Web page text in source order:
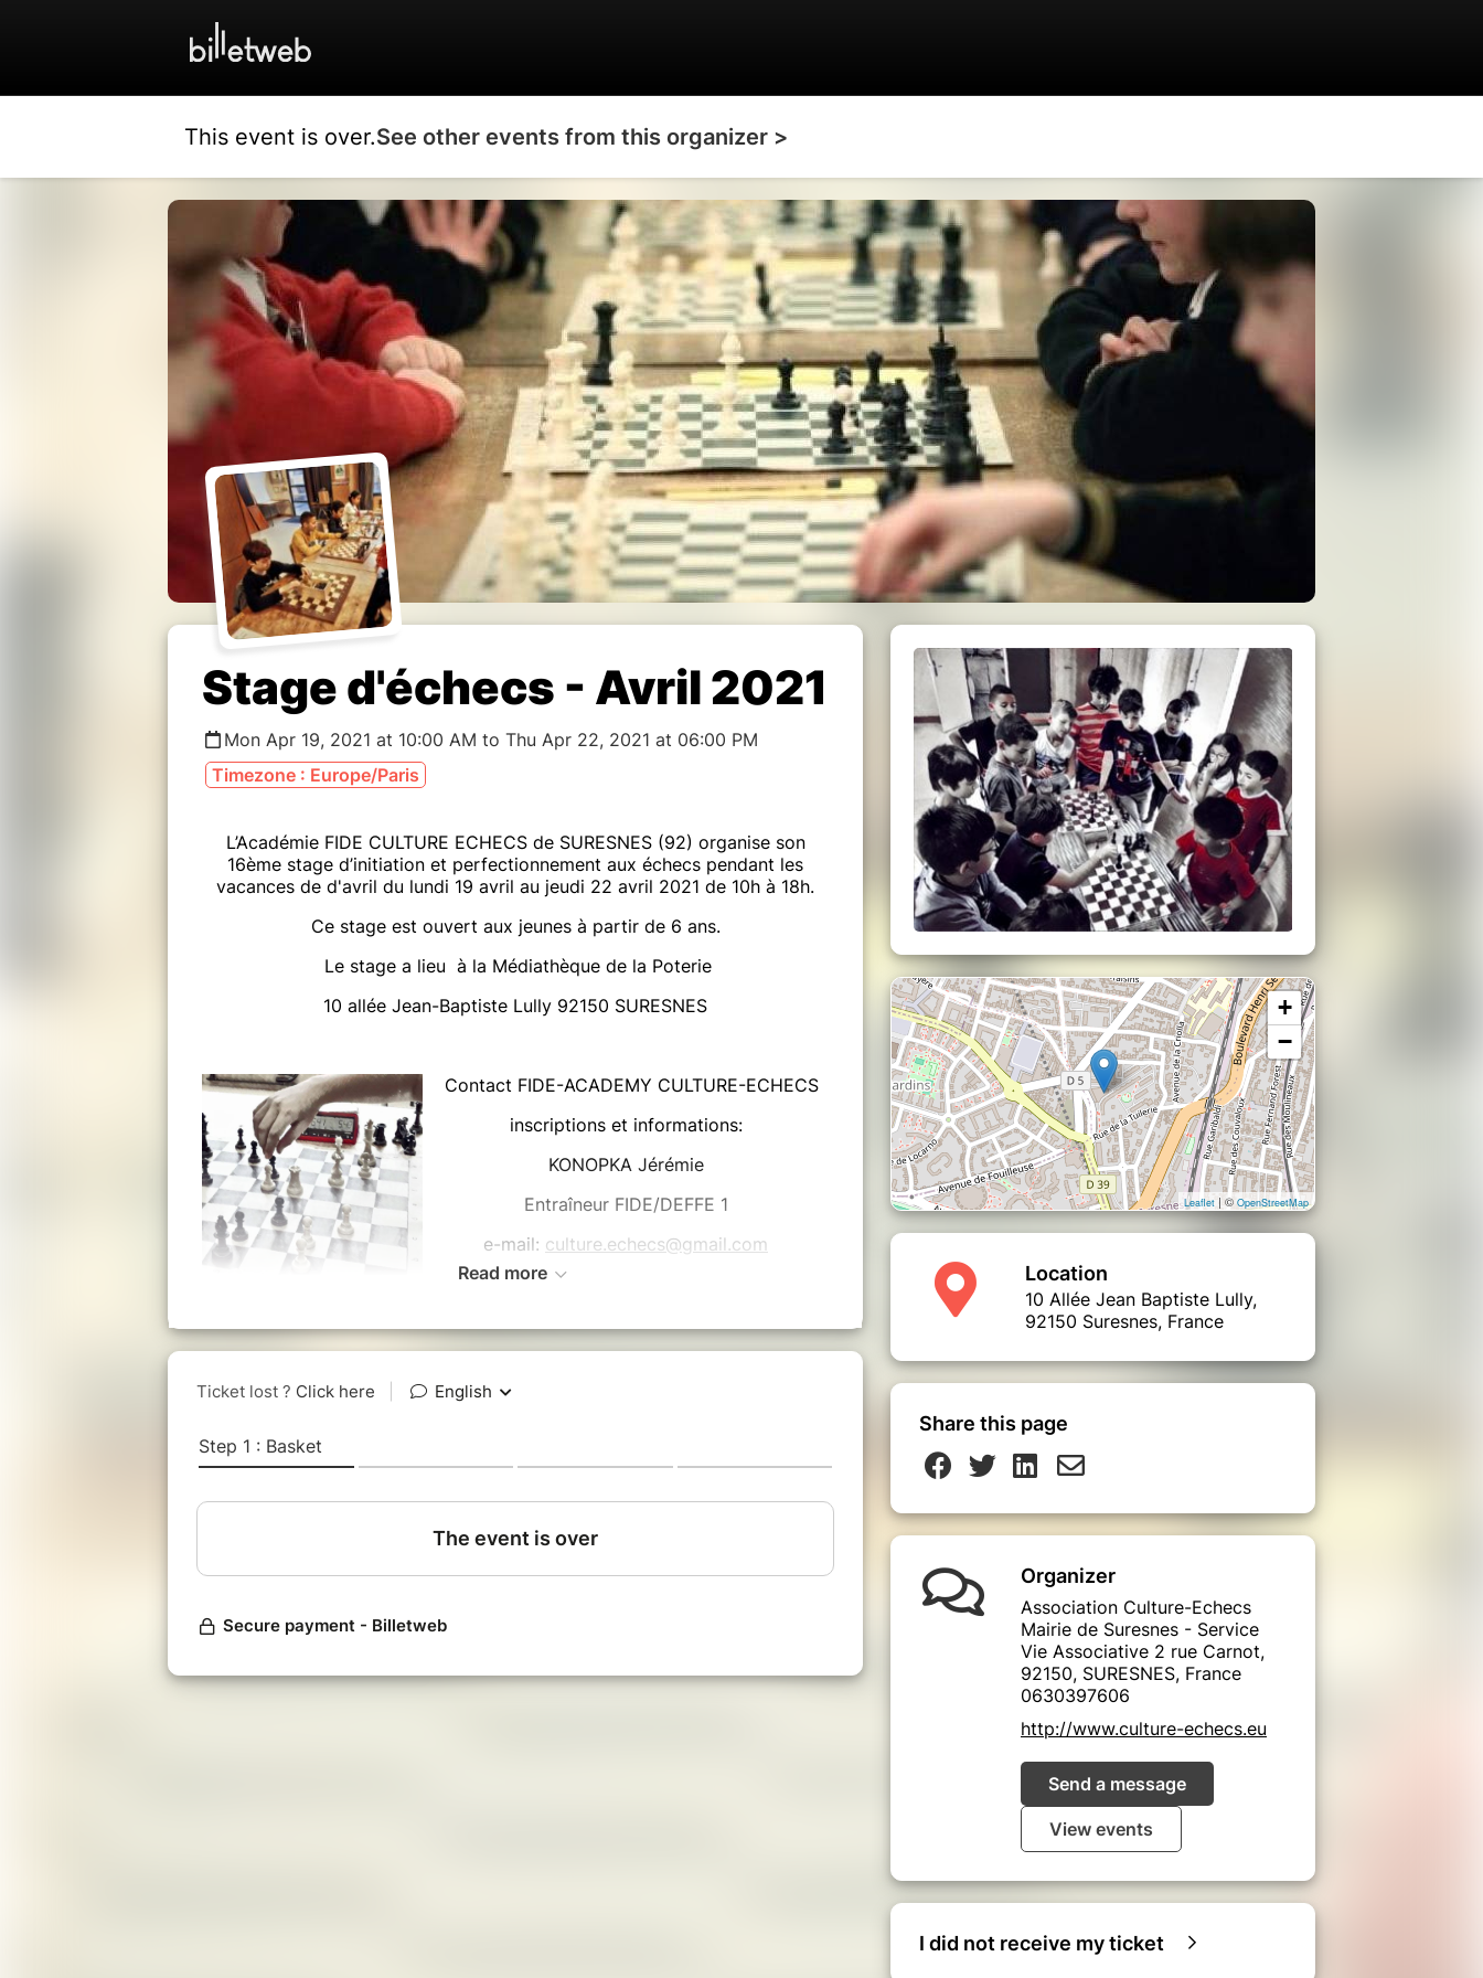
This event is over.See other events from this organizer >
Stage d'échecs - Avril 2021
Mon Apr 19, 2021 at 10:00 AM to Thu Apr 22, 2021 at 06:00 PM
Timezone : Europe/Paris
L’Académie FIDE CULTURE ECHECS de SURESNES (92) organise son
16ème stage d’initiation et perfectionnement aux échecs pendant les
vacances de d'avril du lundi 19 avril au jeudi 22 avril 2021 de 10h à 18h.
Ce stage est ouvert aux jeunes à partir de 6 ans.
Le stage a lieu à la Médiathèque de la Poterie
10 allée Jean-Baptiste Lully 92150 SURESNES
Contact FIDE-ACADEMY CULTURE-ECHECS
inscriptions et informations:
KONOPKA Jérémie
Entraîneur FIDE/DEFFE 1
e-mail: culture.echecs@gmail.com
tel.06.30.39.76.06
Tarifs du stage pour 1 enfant :
Read more
+
−
Leaflet | © OpenStreetMap
Location
10 Allée Jean Baptiste Lully,
92150 Suresnes, France
Share this page
Organizer
Association Culture-Echecs
Mairie de Suresnes - Service
Vie Associative 2 rue Carnot,
92150, SURESNES, France
0630397606
http://www.culture-echecs.eu
Send a message
View events
I did not receive my ticket